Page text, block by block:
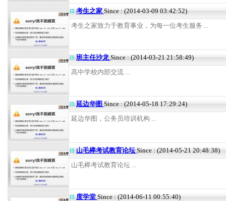
考生之家Since : (2014-03-09 03:42:52)
考生之家致力于教育事业，为每一位考生服务 ...
班主任沙龙Since : (2014-03-21 21:58:49)
高中学校内部交流 ...
延边华图 Since : (2014-05-18 17:29:24)
延边华图，公务员培训机构 ...
山毛榉考试教育论坛Since : (2014-05-21 20:48:38)
山毛榉考试教育论坛 ...
度学堂 Since : (2014-06-11 00:55:40)